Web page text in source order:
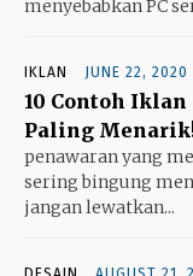
menyebabkan PC
IKLAN JUNE 22, 2020
10 Contoh Iklan
Paling
penawaran yang
sering bingung
jangan lewatkan...